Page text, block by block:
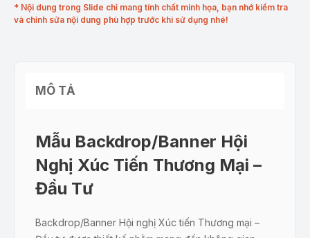
* Nội dung trong Slide chỉ mang tính chất minh họa, bạn nhớ kiểm tra
và chỉnh sửa nội dung phù hợp trước khi sử dụng nhé!
MÔ TẢ
Mẫu Backdrop/Banner Hội
Nghị Xúc Tiến Thương Mại –
Đầu Tư
Backdrop/Banner Hội nghị Xúc tiến Thương mại –